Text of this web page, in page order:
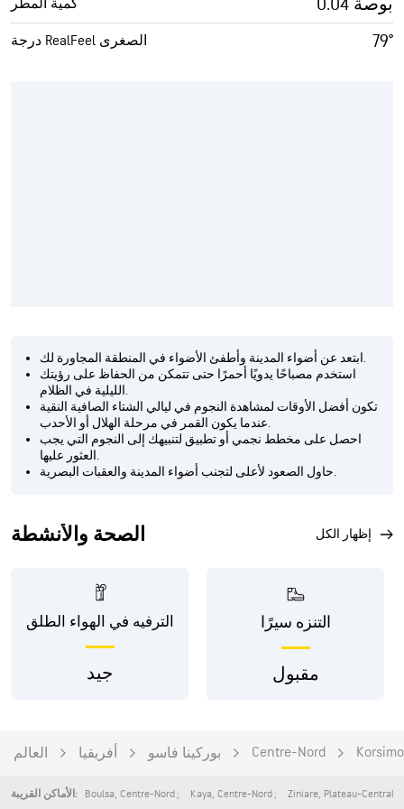
كمية المطر
درجة RealFeel الصغرى 79°
ابتعد عن أضواء المدينة وأطفئ الأضواء في المنطقة المجاورة لك.
استخدم مصباحًا يدويًا أحمرًا حتى تتمكن من الحفاظ على رؤيتك
الليلية في الظلام.
تكون أفضل الأوقات لمشاهدة النجوم في ليالي الشتاء الصافية النقية
عندما يكون القمر في مرحلة الهلال أو الأحدب.
احصل على مخطط نجمي أو تطبيق لتنبيهك إلى النجوم التي يجب
العثور عليها.
حاول الصعود لأعلى لتجنب أضواء المدينة والعقبات البصرية.
الصحة والأنشطة إظهار الكل
الترفيه في الهواء الطلق
جيد
التنزه سيرًا
مقبول
العالم أفريقيا بوركينا فاسو Centre-Nord
الأماكن القريبة: Boulsa, Centre-Nord Kaya, Centre-Nord Ziniare, Plateau-Central